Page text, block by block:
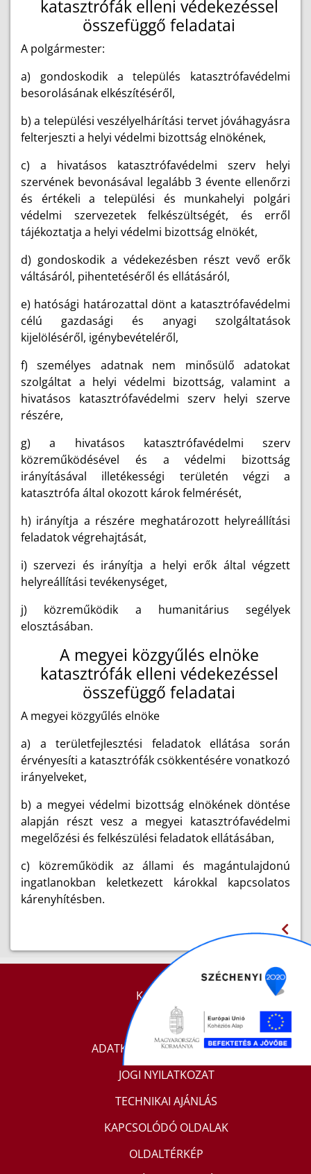
katasztrófák elleni védekezéssel
összefüggő feladatai
A polgármester:
a) gondoskodik a település katasztrófavédelmi
besorolásának elkészítéséről,
b) a települési veszélyelhárítási tervet jóváhagyásra
felterjeszti a helyi védelmi bizottság elnökének,
c) a hivatásos katasztrófavédelmi szerv helyi
szervének bevonásával legalább 3 évente ellenőrzi
és értékeli a települési és munkahelyi polgári
védelmi szervezetek felkészültségét, és erről
tájékoztatja a helyi védelmi bizottság elnökét,
d) gondoskodik a védekezésben részt vevő erők
váltásáról, pihentetéséről és ellátásáról,
e) hatósági határozattal dönt a katasztrófavédelmi
célú gazdasági és anyagi szolgáltatások
kijelöléséről, igénybevételéről,
f) személyes adatnak nem minősülő adatokat
szolgáltat a helyi védelmi bizottság, valamint a
hivatásos katasztrófavédelmi szerv helyi szerve
részére,
g) a hivatásos katasztrófavédelmi szerv
közreműködésével és a védelmi bizottság
irányításával illetékességi területén végzi a
katasztrófa által okozott károk felmérését,
h) irányítja a részére meghatározott helyreállítási
feladatok végrehajtását,
i) szervezi és irányítja a helyi erők által végzett
helyreállítási tevékenységet,
j) közreműködik a humanitárius segélyek
elosztásában.
A megyei közgyűlés elnöke
katasztrófák elleni védekezéssel
összefüggő feladatai
A megyei közgyűlés elnöke
a) a területfejlesztési feladatok ellátása során
érvényesíti a katasztrófák csökkentésére vonatkozó
irányelveket,
b) a megyei védelmi bizottság elnökének döntése
alapján részt vesz a megyei katasztrófavédelmi
megelőzési és felkészülési feladatok ellátásában,
c) közreműködik az állami és magántulajdonú
ingatlanokban keletkezett károkkal kapcsolatos
kárenyhítésben.
KAPCSOLAT
IMPRESSZUM
ADATKEZELÉSI TÁJÉKOZTATÓ
JOGI NYILATKOZAT
TECHNIKAI AJÁNLÁS
KAPCSOLÓDÓ OLDALAK
OLDALTÉRKÉP